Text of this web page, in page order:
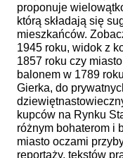
proponuje
którą składają się
mieszkańców.
1945 roku, widok z
1857 roku czy
balonem w 1789
Gierka, do
kupców na Rynku
różnym bohaterom i
miasto oczami
reportaży, tekstów